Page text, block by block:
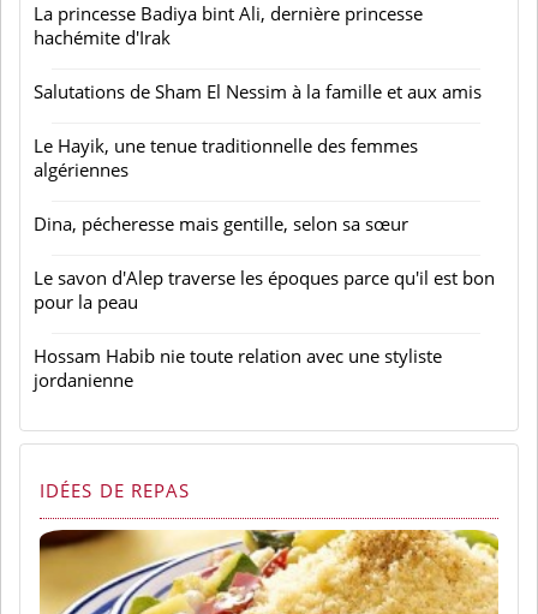
La princesse Badiya bint Ali, dernière princesse
hachémite d'Irak
Salutations de Sham El Nessim à la famille et aux amis
Le Hayik, une tenue traditionnelle des femmes
algériennes
Dina, pécheresse mais gentille, selon sa sœur
Le savon d'Alep traverse les époques parce qu'il est bon
pour la peau
Hossam Habib nie toute relation avec une styliste
jordanienne
IDÉES DE REPAS